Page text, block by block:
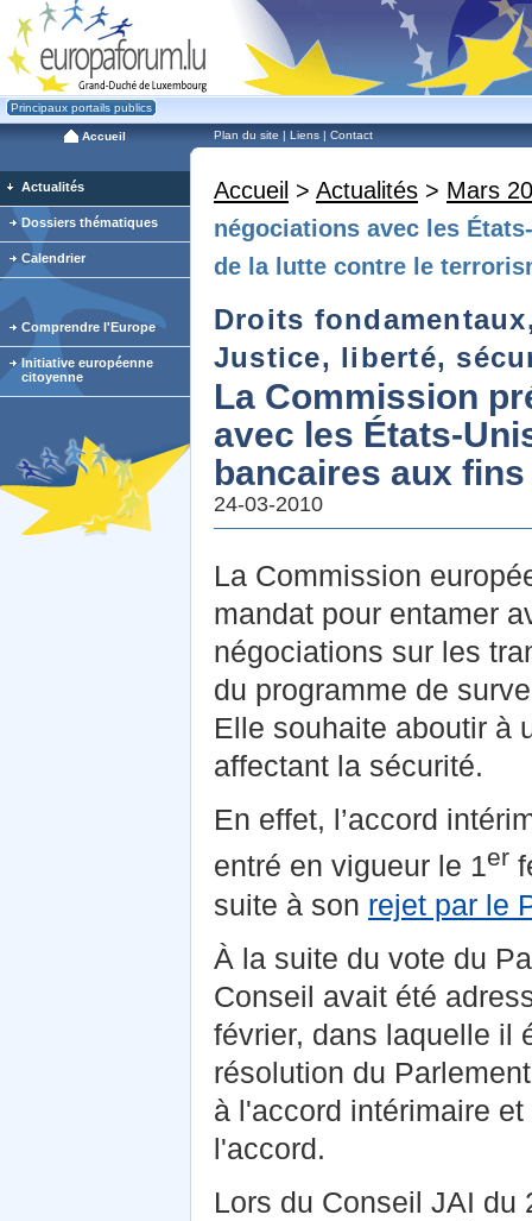
Principaux portails publics
Accueil Plan du site | Liens | Contact
Accueil > Actualités > Mars
négociations avec les
de la lutte contre le
Droits
Justice, liberté,
La Commission
avec les États-
bancaires aux
24-03-2010
La Commission
mandat pour entamer
négociations sur les
du programme de
Elle souhaite aboutir à
affectant la sécurité.
En effet, l’accord
entré en vigueur le 1er
suite à son rejet par le
À la suite du vote du
Conseil avait été
février, dans laquelle il
résolution du
à l'accord intérimaire
l'accord.
Lors du Conseil JAI du
Actualités
Dossiers thématiques
Calendrier
Comprendre l'Europe
Initiative européenne
citoyenne